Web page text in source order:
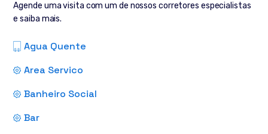
Agende uma visita com um de nossos corretores especialistas
e saiba mais.
Agua Quente
Area Servico
Banheiro Social
Bar